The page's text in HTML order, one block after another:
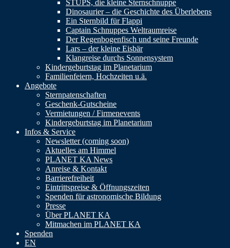
STUPS, die kleine Sternschnuppe
Dinosaurier – die Geschichte des Überlebens
Ein Sternbild für Flappi
Captain Schnuppes Weltraumreise
Der Regenbogenfisch und seine Freunde
Lars – der kleine Eisbär
Klangreise durchs Sonnensystem
Kindergeburtstag im Planetarium
Familienfeiern, Hochzeiten u.ä.
Angebote
Sternpatenschaften
Geschenk-Gutscheine
Vermietungen / Firmenevents
Kindergeburtstag im Planetarium
Infos & Service
Newsletter (coming soon)
Aktuelles am Himmel
PLANET KA News
Anreise & Kontakt
Barrierefreiheit
Eintrittspreise & Öffnungszeiten
Spenden für astronomische Bildung
Presse
Über PLANET KA
Mitmachen im PLANET KA
Spenden
EN